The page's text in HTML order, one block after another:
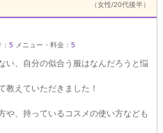
（女性/20代後半）
5 メニュー・料金： 5
い、自分の似合う服はなんだろうと悩
教えていただきました！
や、持っているコスメの使い方なども